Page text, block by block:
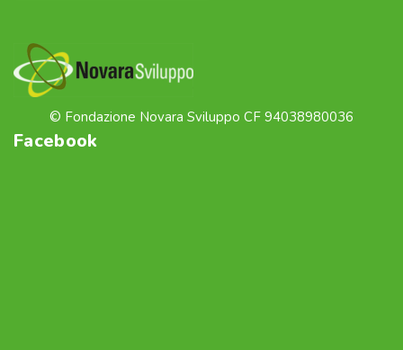
© Fondazione Novara Sviluppo CF 94038980036
Facebook